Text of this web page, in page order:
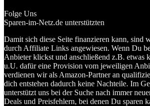
Folge Uns
Sparen-im-Netz.de unterstützten
Damit sich diese Seite finanzieren kann, sind
durch Affiliate Links angewiesen. Wenn Du
Anbieter klickst und anschließend z.B. etwas
u.U. dafür eine Provision vom jeweiligen
verdienen wir als Amazon-Partner an
dich entstehen dadurch keine Nachteile. Im
unterstützt uns bei der Suche nach immer
Deals und Preisfehlern, bei denen Du sparen